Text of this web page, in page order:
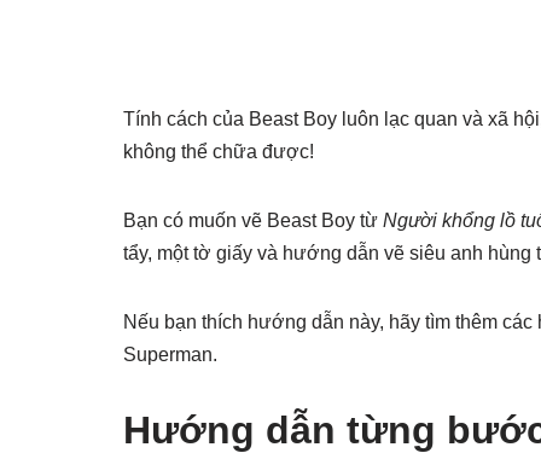
Tính cách của Beast Boy luôn lạc quan và xã
không thể chữa được!
Bạn có muốn vẽ Beast Boy từ Người khổng lồ
tẩy, một tờ giấy và hướng dẫn vẽ siêu anh hùng
Nếu bạn thích hướng dẫn này, hãy tìm thêm
Superman.
Hướng dẫn từng